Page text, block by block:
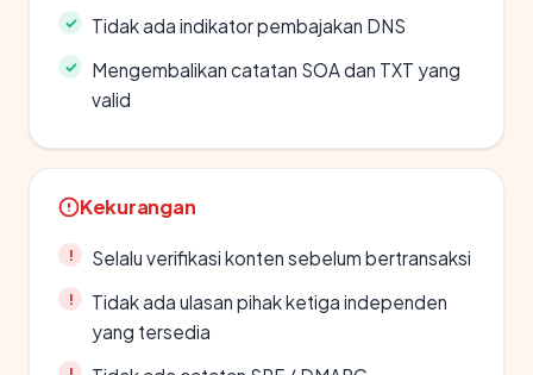
Tidak ada indikator pembajakan DNS
Mengembalikan catatan SOA dan TXT yang
valid
Kekurangan
Selalu verifikasi konten sebelum bertransaksi
Tidak ada ulasan pihak ketiga independen
yang tersedia